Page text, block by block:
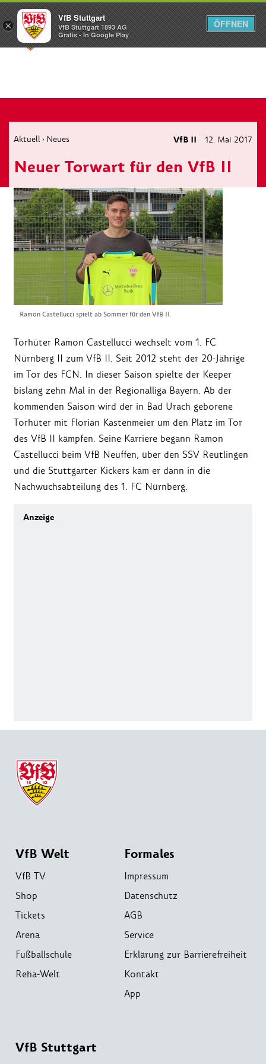
Menü
Aktuell › Neues VfB II 12. Mai 2017
Neuer Torwart für den VfB II
Ramon Castellucci spielt ab Sommer für den VfB II.
Torhüter Ramon Castellucci wechselt vom 1. FC
Nürnberg II zum VfB II. Seit 2012 steht der 20-Jährige
im Tor des FCN. In dieser Saison spielte der Keeper
bislang zehn Mal in der Regionalliga Bayern. Ab der
kommenden Saison wird der in Bad Urach geborene
Torhüter mit Florian Kastenmeier um den Platz im Tor
des VfB II kämpfen. Seine Karriere begann Ramon
Castellucci beim VfB Neuffen, über den SSV Reutlingen
und die Stuttgarter Kickers kam er dann in die
Nachwuchsabteilung des 1. FC Nürnberg.
VfB Welt
VfB TV
Shop
Tickets
Arena
Fußballschule
Reha-Welt
Formales
Impressum
Datenschutz
AGB
Service
Erklärung zur Barrierefreiheit
Kontakt
App
VfB Stuttgart
×
VfB Stuttgart
VfB Stuttgart 1893 AG
Gratis - In Google Play
ÖFFNEN